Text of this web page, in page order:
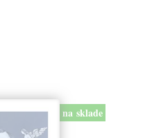
na sklade